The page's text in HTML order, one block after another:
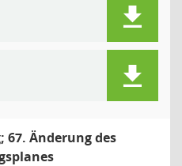
Änderung des